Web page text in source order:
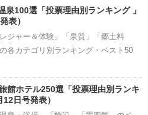
泉100選「投票理由別ランキング 」
表）
ジャー＆体験」「泉質」「郷土料
各カテゴリ別ランキング・ベスト50
館ホテル250選「投票理由別ランキ
日号発表）